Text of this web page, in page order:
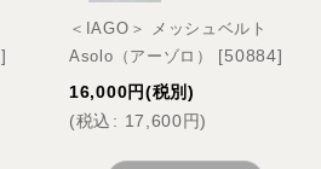
]
＜IAGO＞ メッシュベルト
Asolo（アーゾロ）
[50884]
16,000円(税別)
(税込 : 17,600円)